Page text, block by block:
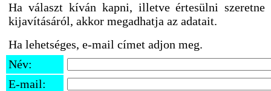
Ha választ kíván kapni, illetve értesülni szeretne
kijavításáról, akkor megadhatja az adatait.
Ha lehetséges, e-mail címet adjon meg.
Név:
E-mail: